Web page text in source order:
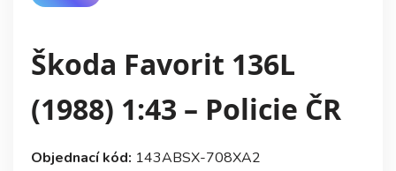
Škoda Favorit 136L
(1988) 1:43 – Policie ČR
Objednací kód: 143ABSX-708XA2